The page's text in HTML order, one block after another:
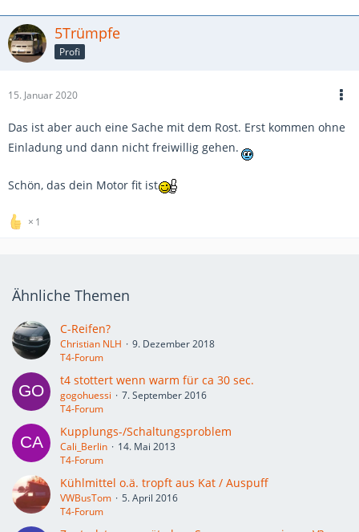
5Trümpfe
Profi
15. Januar 2020
Das ist aber auch eine Sache mit dem Rost. Erst kommen ohne
Einladung und dann nicht freiwillig gehen.
Schön, das dein Motor fit ist
1
Ähnliche Themen
C-Reifen?
Christian NLH
9. Dezember 2018
T4-Forum
t4 stottert wenn warm für ca 30 sec.
gogohuessi
7. September 2016
T4-Forum
Kupplungs-/Schaltungsproblem
Cali_Berlin
14. Mai 2013
T4-Forum
Kühlmittel o.ä. tropft aus Kat / Auspuff
VWBusTom
5. April 2016
T4-Forum